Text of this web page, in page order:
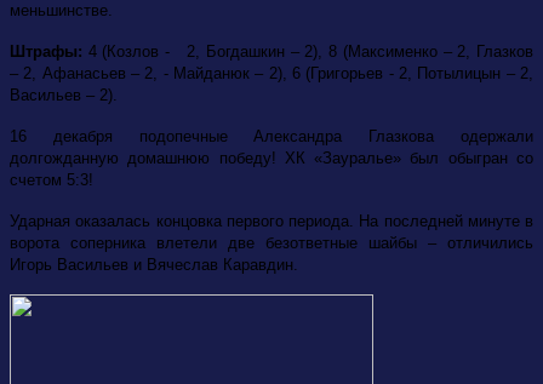
меньшинстве.
Штрафы: 4 (Козлов - 2, Богдашкин – 2), 8 (Максименко – 2, Глазков
– 2, Афанасьев – 2, - Майданюк – 2), 6 (Григорьев - 2, Потылицын – 2,
Васильев – 2).
16 декабря подопечные Александра Глазкова одержали
долгожданную домашнюю победу! ХК «Зауралье» был обыгран со
счетом 5:3!
Ударная оказалась концовка первого периода. На последней минуте в
ворота соперника влетели две безответные шайбы – отличились
Игорь Васильев и Вячеслав Каравдин.